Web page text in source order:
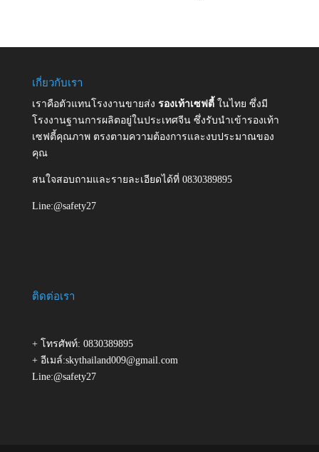
เกี่ยวกับเรา
เราคือตัวแทนโรงงานขายส่ง รองเท้าเซฟตี้ ในไทย ซึ่งมี
โรงงานฐานการผลิตอยู่ในประเทศจีน ซึ่งรับนำเข้ารองเท้า
เซฟตี้คุณภาพ ตรงตามความต้องการและงบประมาณของ
คุณ
สนใจสอบถามและรายละเอียดได้ที่ 0830389895
Line:@safety27
ติดต่อเรา
+ โทรศัพท์: 0830389895
+ อีเมล์:skythailand009@gmail.com
Line:@safety27